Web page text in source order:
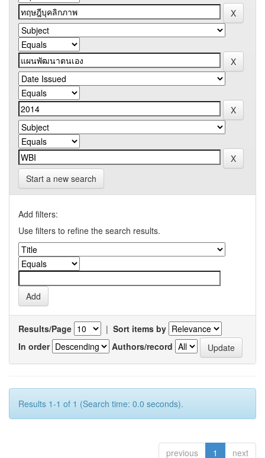
Start a new search
Add filters:
Use filters to refine the search results.
Results/Page | Sort items by
In order
Authors/record
Results 1-1 of 1 (Search time: 0.0 seconds).
previous 1 next